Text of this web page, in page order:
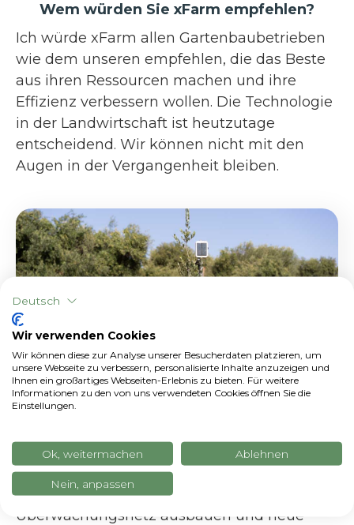
Wem würden Sie xFarm empfehlen?
Ich würde xFarm allen Gartenbaubetrieben
wie dem unseren empfehlen, die das Beste
aus ihren Ressourcen machen und ihre
Effizienz verbessern wollen. Die Technologie
in der Landwirtschaft ist heutzutage
entscheidend. Wir können nicht mit den
Augen in der Vergangenheit bleiben.
Pläne für die Zukunft?
In Zukunft möchten wir das
Überwachungsnetz ausbauen und neue
Deutsch
Wir verwenden Cookies
Wir können diese zur Analyse unserer Besucherdaten platzieren, um
unsere Webseite zu verbessern, personalisierte Inhalte anzuzeigen und
Ihnen ein großartiges Webseiten-Erlebnis zu bieten. Für weitere
Informationen zu den von uns verwendeten Cookies öffnen Sie die
Einstellungen.
Ok, weitermachen Ablehnen
Nein, anpassen